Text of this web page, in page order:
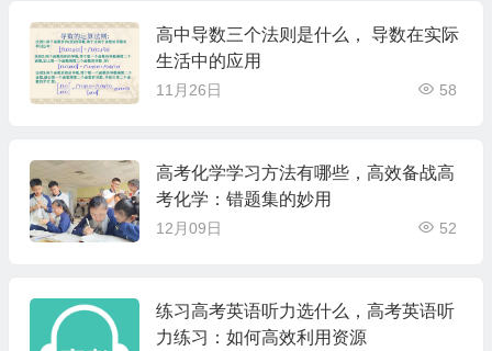
高中导数三个法则是什么， 导数在实际
生活中的应用
11月26日 58
高考化学学习方法有哪些，高效备战高
考化学：错题集的妙用
12月09日 52
练习高考英语听力选什么，高考英语听
力练习：如何高效利用资源